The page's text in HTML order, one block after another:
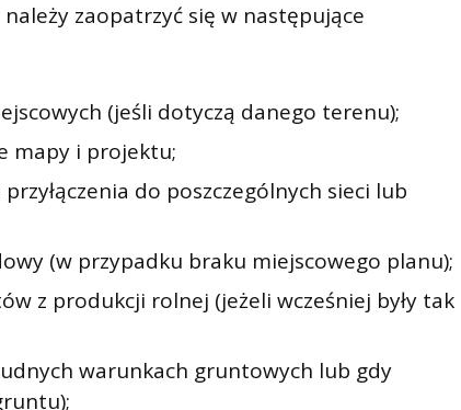
zaopatrzyć się w następujące
(jeśli dotyczą danego terenu);
mapy i projektu;
do poszczególnych sieci lub
(w przypadku braku miejscowego planu);
z produkcji rolnej (jeżeli wcześniej były tak
warunkach gruntowych lub gdy